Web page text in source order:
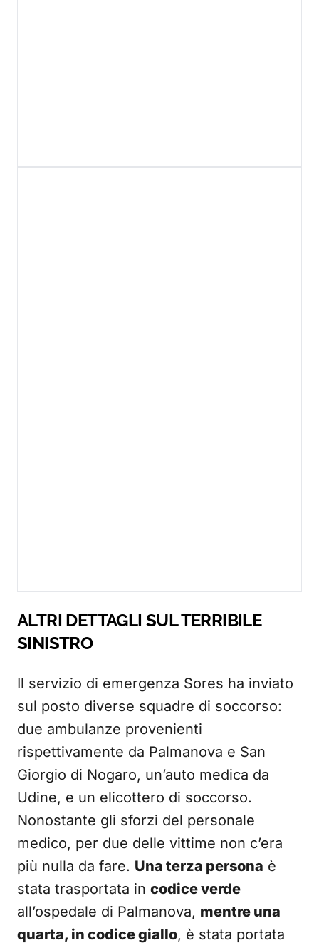
ALTRI DETTAGLI SUL TERRIBILE
SINISTRO
Il servizio di emergenza Sores ha inviato
sul posto diverse squadre di soccorso:
due ambulanze provenienti
rispettivamente da Palmanova e San
Giorgio di Nogaro, un’auto medica da
Udine, e un elicottero di soccorso.
Nonostante gli sforzi del personale
medico, per due delle vittime non c’era
più nulla da fare. Una terza persona è
stata trasportata in codice verde
all’ospedale di Palmanova, mentre una
quarta, in codice giallo, è stata portata